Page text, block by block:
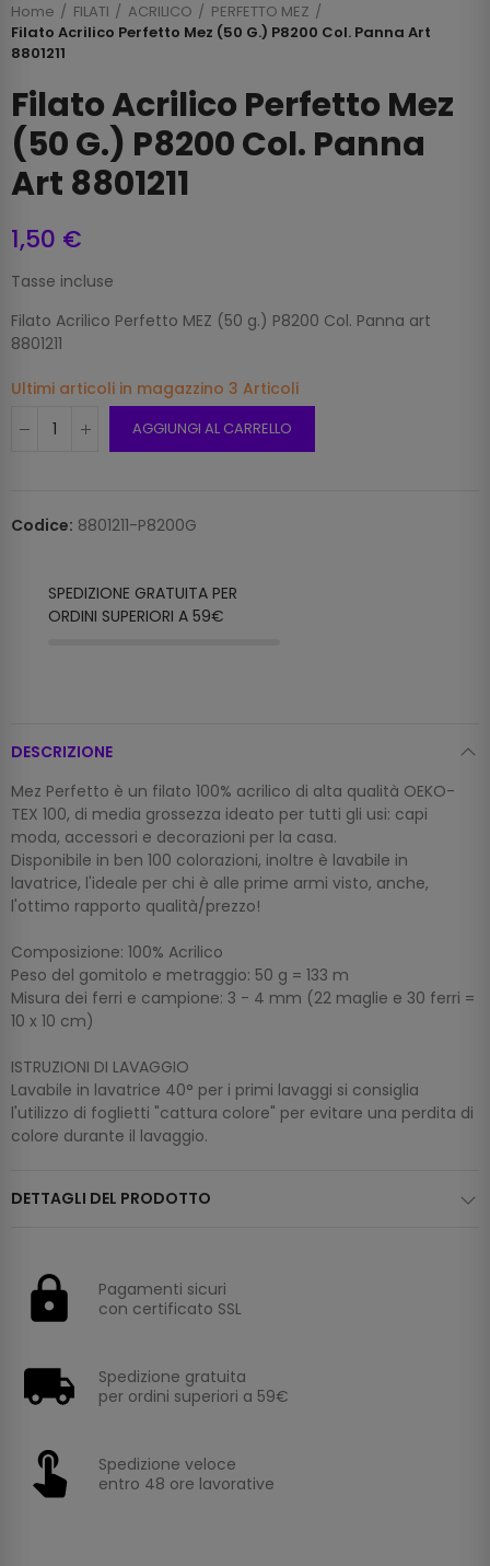
Home FILATI ACRILICO
PERFETTO MEZ
Filato Acrilico Perfetto Mez (50 G.) P8200 Col. Panna Art
8801211
Filato Acrilico Perfetto Mez
(50 G.) P8200 Col. Panna
Art 8801211
1,50 €
Tasse incluse
Filato Acrilico Perfetto MEZ (50 g.) P8200 Col. Panna art
8801211
Ultimi articoli in magazzino 3 Articoli
AGGIUNGI AL CARRELLO
Codice: 8801211-P8200G
SPEDIZIONE GRATUITA PER
ORDINI SUPERIORI A 59€
DESCRIZIONE
Mez Perfetto è un filato 100% acrilico di alta qualità OEKO-
TEX 100, di media grossezza ideato per tutti gli usi: capi
moda, accessori e decorazioni per la casa.
Disponibile in ben 100 colorazioni, inoltre è lavabile in
lavatrice, l'ideale per chi è alle prime armi visto, anche,
l'ottimo rapporto qualità/prezzo!
Composizione: 100% Acrilico
Peso del gomitolo e metraggio: 50 g = 133 m
Misura dei ferri e campione: 3 - 4 mm (22 maglie e 30 ferri =
10 x 10 cm)
ISTRUZIONI DI LAVAGGIO
Lavabile in lavatrice 40° per i primi lavaggi si consiglia
l'utilizzo di foglietti "cattura colore" per evitare una perdita di
colore durante il lavaggio.
DETTAGLI DEL PRODOTTO
Pagamenti sicuri
con certificato SSL
Spedizione gratuita
per ordini superiori a 59€
Spedizione veloce
entro 48 ore lavorative